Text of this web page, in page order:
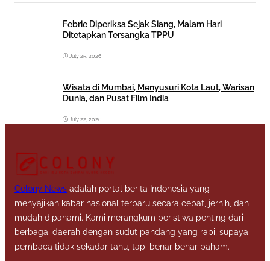
Febrie Diperiksa Sejak Siang, Malam Hari
Ditetapkan Tersangka TPPU
July 25, 2026
Wisata di Mumbai, Menyusuri Kota Laut, Warisan
Dunia, dan Pusat Film India
July 22, 2026
Colony News adalah portal berita Indonesia yang
menyajikan kabar nasional terbaru secara cepat, jernih, dan
mudah dipahami. Kami merangkum peristiwa penting dari
berbagai daerah dengan sudut pandang yang rapi, supaya
pembaca tidak sekadar tahu, tapi benar benar paham.